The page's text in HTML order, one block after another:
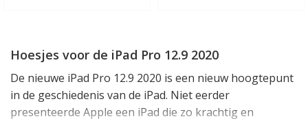
Hoesjes voor de iPad Pro 12.9 2020
De nieuwe iPad Pro 12.9 2020 is een nieuw hoogtepunt
in de geschiedenis van de iPad. Niet eerder
presenteerde Apple een iPad die zo krachtig en